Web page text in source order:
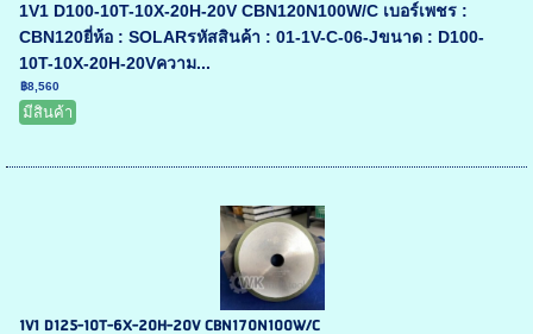
1V1 D100-10T-10X-20H-20V CBN120N100W/C เบอร์เพชร :
CBN120ยี่ห้อ : SOLARรหัสสินค้า : 01-1V-C-06-Jขนาด : D100-
10T-10X-20H-20Vความ...
฿8,560
มีสินค้า
1V1 D125-10T-6X-20H-20V CBN170N100W/C